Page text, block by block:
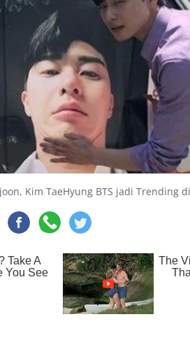
Kim TaeHyung BTS jadi Trending